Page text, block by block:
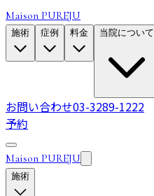
Maison PUREJU
施術 症例 料金 当院について
お問い合わせ03-3289-1222
予約
Maison PUREJU
施術